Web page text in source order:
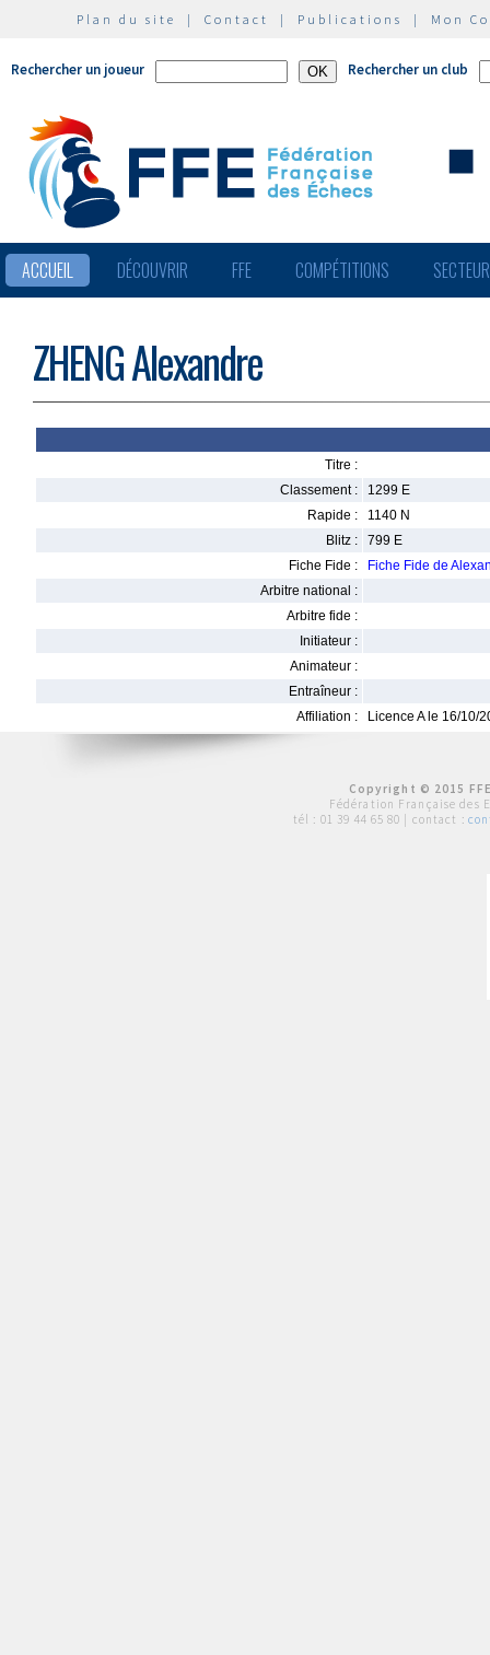
Plan du site | Contact | Publications | Mon
Rechercher un joueur Rechercher un club
ACCUEIL DÉCOUVRIR FFE COMPÉTITIONS
ZHENG Alexandre
Titre :
Classement :
1299 E
Rapide :
1140 N
Blitz :
799 E
Fiche Fide :
Fiche Fide de
Arbitre national :
Arbitre fide :
Initiateur :
Animateur :
Entraîneur :
Affiliation :
Licence A le 16/10/
Copyright © 2015
Fédération Française des
tél : 01 39 44 65 80 | contact :